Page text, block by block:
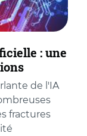
: une
de l'IA
fractures